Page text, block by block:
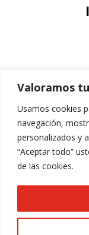
Valoramos
Usamos cookies
navegación,
personalizados y
“Aceptar todo”
de las cookies.